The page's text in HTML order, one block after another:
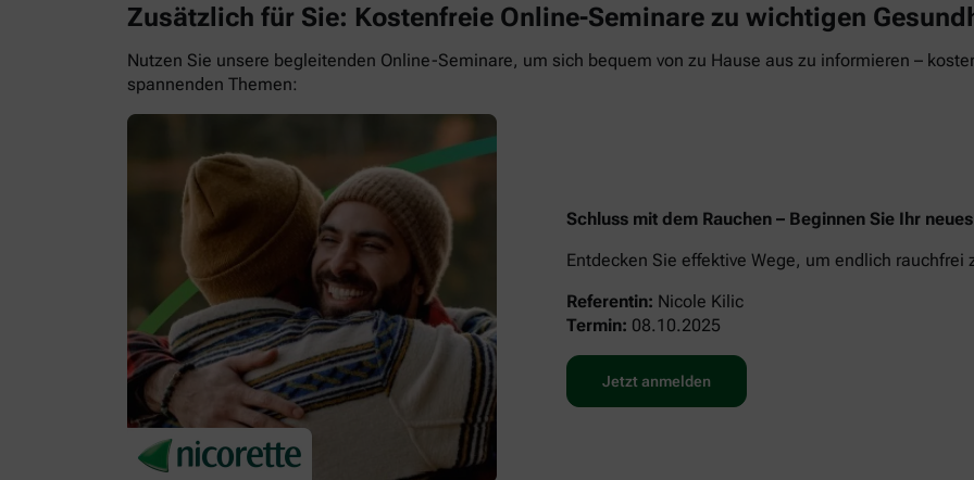
Zusätzlich für Sie: Kostenfreie Online-Seminare zu wichtigen
Nutzen Sie unsere begleitenden Online-Seminare, um sich bequem von zu Hause aus zu informieren –
spannenden Themen:
Schluss mit dem Rauchen – Beginnen Sie Ihr
Entdecken Sie effektive Wege, um endlich rauchfrei
Referentin: Nicole Kilic
Termin: 08.10.2025
Jetzt anmelden